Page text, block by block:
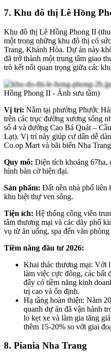
7. Khu đô thị Lê Hồng
Khu đô thị Lê Hồng Phong II
một trong những khu đô thị có
Trang, Khánh Hòa. Dự án này
đã trở thành một trung tâm giao
trò kết nối quan trọng giữa các
Hồng Phong II - Ảnh sưu tầm)
Vị trí: Nằm tại phường Phước
trên các trục đường xương sống
số 4 và đường Cao Bá Quát –
Lạt). Vị trí này giúp cư dân dễ
Co.op Mart và bãi biển Nha
Quy mô: Diện tích khoảng 67ha,
hình bàn cờ hiện đại.
Sản phẩm: Đất nền nhà phố liên
khu biệt thự ven sông.
Tiện ích: Hệ thống công viên
tâm thương mại và các dãy phố
vụ từ ăn uống, spa đến văn
Tiềm năng đầu tư 2026:
Khai thác thương mại: Với
làm việc cực đông, các bất
đây có tiềm năng kinh
trị cao và ổn định.
Hạ tầng hoàn thiện: Năm
quanh dự án đã vận hành
lo kẹt xe và làm gia tăng
thêm 15-20% so với giai
8. Piania Nha Trang